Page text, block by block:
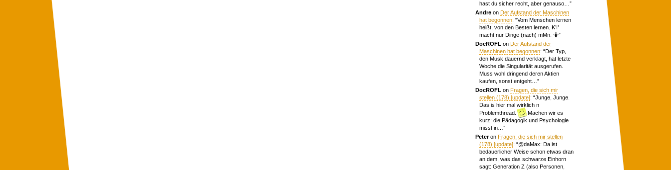
hast du sicher recht, aber genauso… ”
Andre onDer Aufstand der Maschinen
hat begonnen: “Vom Menschen lernen
heißt, von den Besten lernen. K’I’
macht nur Dinge (nach) mMn. 🤷”
DocROFL onDer Aufstand der
Maschinen hat begonnen: “Der Typ,
den Musk dauernd verklagt, hat letzte
Woche die Singularität ausgerufen.
Muss wohl dringend deren Aktien
kaufen, sonst entgeht… ”
DocROFL onFragen, die sich mir
stellen (178) [update]: “Junge, Junge.
Das is hier mal wirklich n
Problemthread.
Machen wir es
kurz: die Pädagogik und Psychologie
misst in… ”
PeteronFragen, die sich mir stellen
(178) [update]: “@daMax: Da ist
bedauerlicher Weise schon etwas dran
an dem, was das schwarze Einhorn
sagt: Generation Z (also Personen,